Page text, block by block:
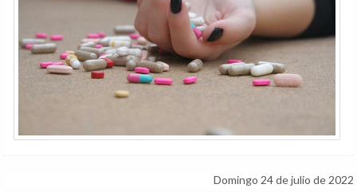
Domingo 24 de julio de 2022